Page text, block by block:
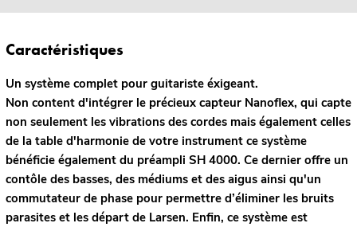
Caractéristiques
Un système complet pour guitariste éxigeant.
Non content d'intégrer le précieux capteur Nanoflex, qui capte
non seulement les vibrations des cordes mais également celles
de la table d'harmonie de votre instrument ce système
bénéficie également du préampli SH 4000. Ce dernier offre un
contôle des basses, des médiums et des aigus ainsi qu'un
commutateur de phase pour permettre d’éliminer les bruits
parasites et les départ de Larsen. Enfin, ce système est